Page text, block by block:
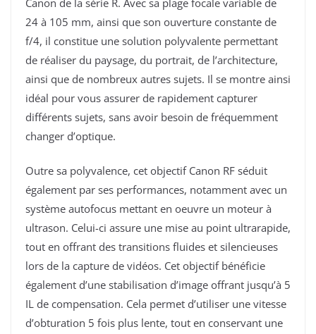
24 à 105 mm, ainsi que son ouverture constante de
f/4, il constitue une solution polyvalente permettant
de réaliser du paysage, du portrait, de l’architecture,
ainsi que de nombreux autres sujets. Il se montre ainsi
idéal pour vous assurer de rapidement capturer
différents sujets, sans avoir besoin de fréquemment
changer d’optique.
Outre sa polyvalence, cet objectif Canon RF séduit
également par ses performances, notamment avec un
système autofocus mettant en oeuvre un moteur à
ultrason. Celui-ci assure une mise au point ultrarapide,
tout en offrant des transitions fluides et silencieuses
lors de la capture de vidéos. Cet objectif bénéficie
également d’une stabilisation d’image offrant jusqu’à 5
IL de compensation. Cela permet d’utiliser une vitesse
d’obturation 5 fois plus lente, tout en conservant une